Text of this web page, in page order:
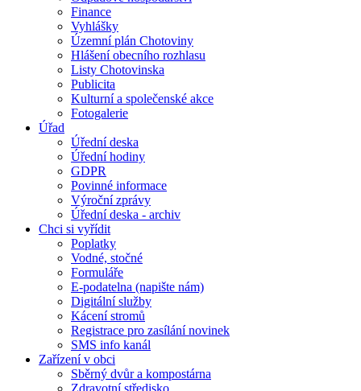
Finance
Vyhlášky
Územní plán Chotoviny
Hlášení obecního rozhlasu
Listy Chotovinska
Publicita
Kulturní a společenské akce
Fotogalerie
Úřad
Úřední deska
Úřední hodiny
GDPR
Povinné informace
Výroční zprávy
Úřední deska - archiv
Chci si vyřídit
Poplatky
Vodné, stočné
Formuláře
E-podatelna (napište nám)
Digitální služby
Kácení stromů
Registrace pro zasílání novinek
SMS info kanál
Zařízení v obci
Sběrný dvůr a kompostárna
Zdravotní středisko